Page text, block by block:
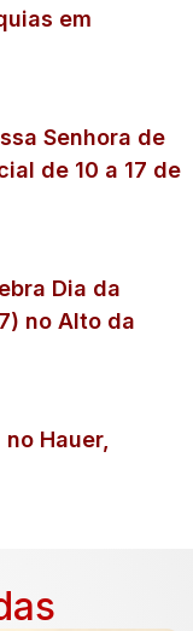
em
Senhora de
de 10 a 17 de
Dia da
no Alto da
Hauer,